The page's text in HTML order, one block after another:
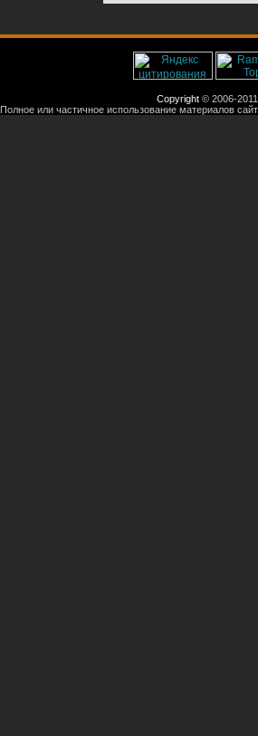
Copyright © 2006-
Полное или частичное использование материалов